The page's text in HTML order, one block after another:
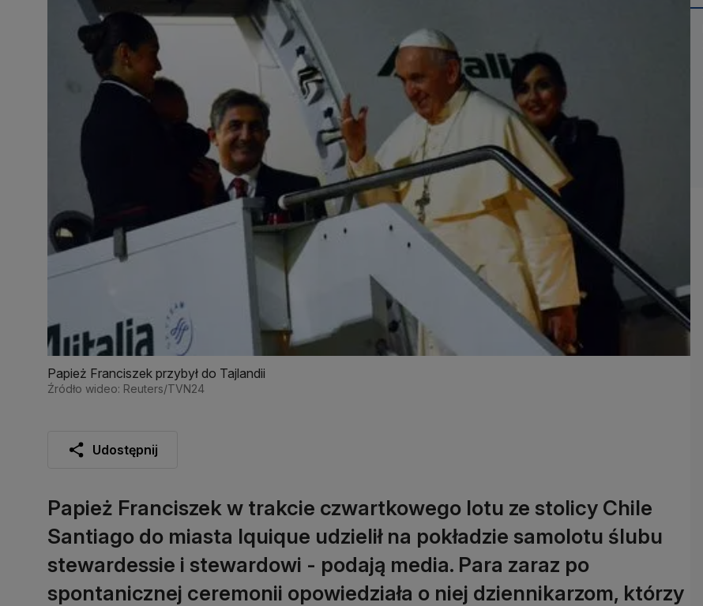
Papież Franciszek przybył do Tajlandii
Źródło wideo: Reuters/TVN24
Udostępnij
Papież Franciszek w trakcie czwartkowego lotu ze stolicy Chile
Santiago do miasta Iquique udzielił na pokładzie samolotu ślubu
stewardessie i stewardowi - podają media. Para zaraz po
spontanicznej ceremonii opowiedziała o niej dziennikarzom, którzy